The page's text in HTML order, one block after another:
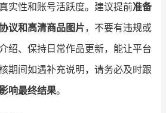
实性和账号活跃度。建议提前准备
议和高清商品图片，不要有违规或
绍、保持日常作品更新，能让平台
期间如遇补充说明，请务必及时跟
响最终结果。